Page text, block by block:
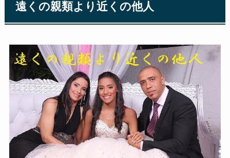
遠くの親類より近くの他人